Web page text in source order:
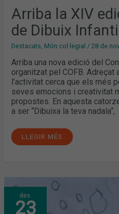
Arriba la XIV
de Dibuix Infantil
Destacats Món col·legial /28 de
Arriba una nova edició del
organitzat pel COFB. Adreçat
l’activitat cerca que els més
seves emocions i creativitat
propostes. En aquesta
a ser “Dibuixa la teva nadala“,
LLEGIR MÉS
des.
23
CONCURS
DE
DIBUIX
INFANTIL